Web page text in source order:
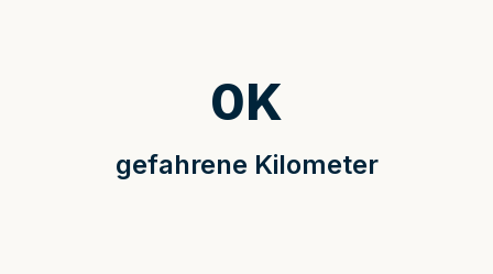
gefahrene Kilometer
0K